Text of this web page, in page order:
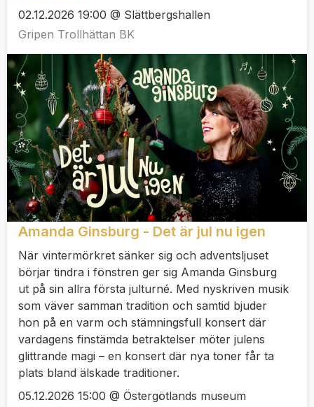
02.12.2026 19:00 @ Slättbergshallen
Gripen Trollhättan BK
Amanda Ginsburg - Det är jul nu igen
När vintermörkret sänker sig och adventsljuset
börjar tindra i fönstren ger sig Amanda Ginsburg
ut på sin allra första julturné. Med nyskriven musik
som väver samman tradition och samtid bjuder
hon på en varm och stämningsfull konsert där
vardagens finstämda betraktelser möter julens
glittrande magi – en konsert där nya toner får ta
plats bland älskade traditioner.
05.12.2026 15:00 @ Östergötlands museum